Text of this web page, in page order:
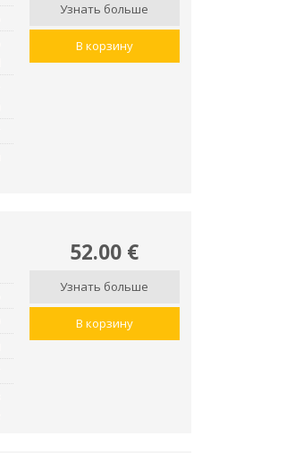
Узнать больше
В корзину
52.00 €
Узнать больше
В корзину